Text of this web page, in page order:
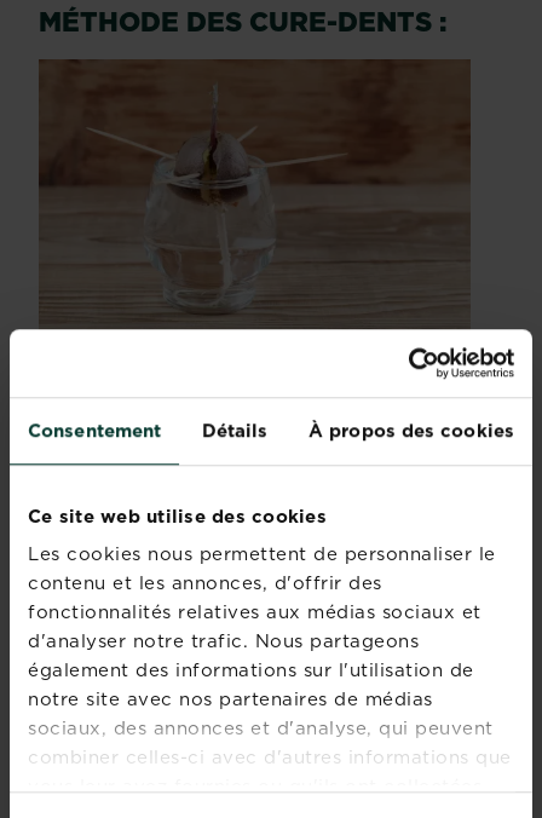
Consentement Détails À propos des cookies
Ce site web utilise des cookies
Les cookies nous permettent de personnaliser le
contenu et les annonces, d'offrir des
fonctionnalités relatives aux médias sociaux et
d'analyser notre trafic. Nous partageons
également des informations sur l'utilisation de
notre site avec nos partenaires de médias
sociaux, des annonces et d'analyse, qui peuvent
combiner celles-ci avec d'autres informations que
vous leur avez fournies ou qu'ils ont collectées
MÉTHODE DES CURE-DENTS :
Piquez trois cure-dents dans un noyau
d’avocat.
l’eau.
apparaître, empotez le noyau selon la
procédure décrite ci-dessus.
COMMENT ENTRETENIR LA
JEUNE PLANTE
Le jeune avocatier a besoin de soleil pour se
développer, sans quoi il ne donnera jamais